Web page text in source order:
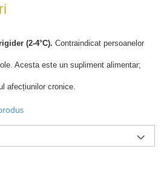
(2-4°C). Contraindicat persoanelor
Acesta este un supliment alimentar;
afecțiunilor cronice.